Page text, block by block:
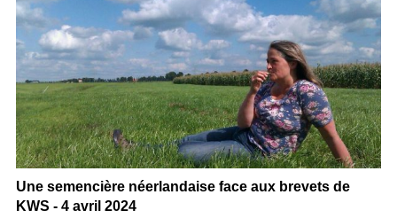
Une semencière néerlandaise face aux brevets de
KWS - 4 avril 2024